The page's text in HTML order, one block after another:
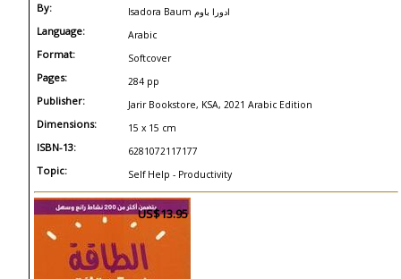
By: Isadora Baum ادورا باوم
Language: Arabic
Format: Softcover
Pages: 284 pp
Publisher: Jarir Bookstore, KSA, 2021 Arabic Edition
Dimensions: 15 x 15 cm
ISBN-13: 6281072117177
Topic: Self Help - Productivity
US$13.95